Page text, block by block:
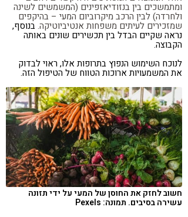
ומתמשכים בין בנזודיאזפינים (המשמשים לשינה
ולחרדה) לבין הרכב מיקרוביום המעי – בהיקפים
שמזכירים לעיתים משפחות אנטיביוטיקה.בנוסף,
נראה שקיים הבדל בין תכשירים שונים באותה
הקבוצה.
לנוכח השימוש הנפוץ בתרופות אלו, ראוי לבדוק
את המשמעויות ארוכות הטווח של הטיפול הזה.
חשוב לחזק את החוסן של המעי על ידי תזונה
עשירה בסיבים. תמונה: Pexels